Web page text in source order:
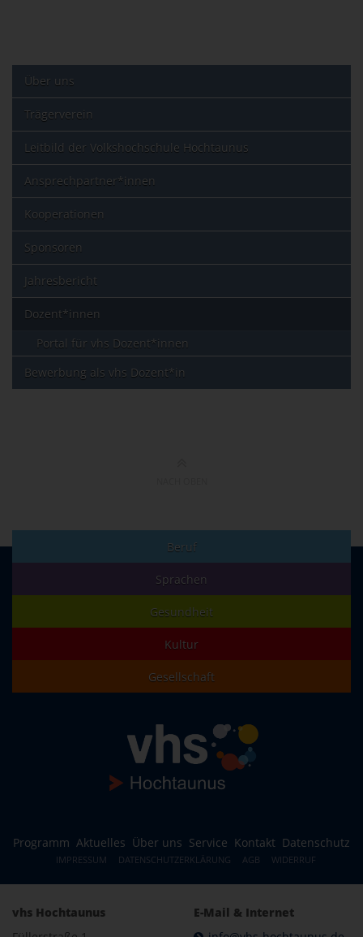
Über uns
Trägerverein
Leitbild der Volkshochschule Hochtaunus
Ansprechpartner*innen
Kooperationen
Sponsoren
Jahresbericht
Dozent*innen
Portal für vhs Dozent*innen
Bewerbung als vhs Dozent*in
Beruf
Sprachen
Gesundheit
Kultur
Gesellschaft
Programm Aktuelles Über uns Service Kontakt Datenschutz
IMPRESSUM DATENSCHUTZERKLÄRUNG AGB WIDERRUF
vhs Hochtaunus
E-Mail & Internet